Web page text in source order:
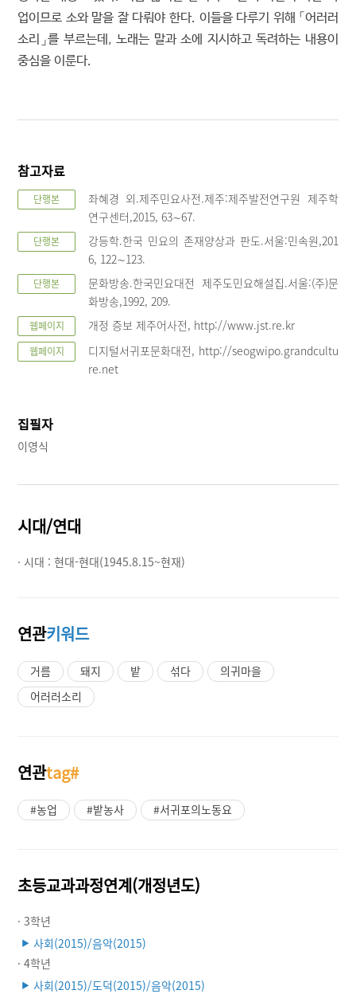
업이므로 소와 말을 잘 다뤄야 한다. 이들을 다루기 위해 「어러러
소리」를 부르는데, 노래는 말과 소에 지시하고 독려하는 내용이
중심을 이룬다.
참고자료
단행본
좌혜경 외.제주민요사전.제주:제주발전연구원 제주학
연구센터,2015, 63∼67.
단행본
강등학.한국 민요의 존재양상과 판도.서울:민속원,201
6, 122∼123.
단행본
문화방송.한국민요대전 제주도민요해설집.서울:(주)문
화방송,1992, 209.
웹페이지 개정 증보 제주어사전, http://www.jst.re.kr
웹페이지
디지털서귀포문화대전, http://seogwipo.grandcultu
re.net
집필자
이영식
시대/연대
· 시대 :현대-현대(1945.8.15~현재)
연관키워드
거름 돼지 밭 섞다
의귀마을
어러러소리
연관tag#
#농업 #밭농사 #서귀포의노동요
초등교과과정연계(개정년도)
· 3학년
▶ 사회(2015)/음악(2015)
· 4학년
▶ 사회(2015)/도덕(2015)/음악(2015)